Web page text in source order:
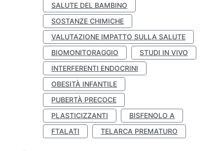
SALUTE DEL BAMBINO
SOSTANZE CHIMICHE
VALUTAZIONE IMPATTO SULLA SALUTE
BIOMONITORAGGIO
STUDI IN VIVO
INTERFERENTI ENDOCRINI
OBESITÀ INFANTILE
PUBERTÀ PRECOCE
PLASTICIZZANTI
BISFENOLO A
FTALATI
TELARCA PREMATURO